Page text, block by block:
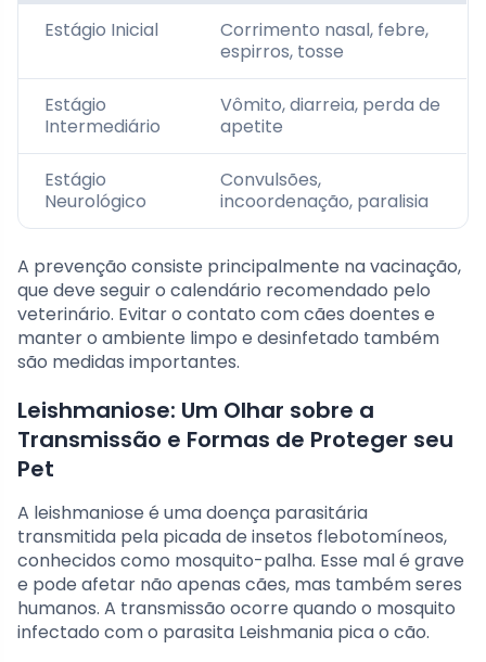
Estágio Inicial
Corrimento nasal, febre,
espirros, tosse
Estágio
Intermediário
Vômito, diarreia, perda de
apetite
Estágio
Neurológico
Convulsões,
incoordenação, paralisia
A prevenção consiste principalmente na vacinação,
que deve seguir o calendário recomendado pelo
veterinário. Evitar o contato com cães doentes e
manter o ambiente limpo e desinfetado também
são medidas importantes.
Leishmaniose: Um Olhar sobre a
Transmissão e Formas de Proteger seu
Pet
A leishmaniose é uma doença parasitária
transmitida pela picada de insetos flebotomíneos,
conhecidos como mosquito-palha. Esse mal é grave
e pode afetar não apenas cães, mas também seres
humanos. A transmissão ocorre quando o mosquito
infectado com o parasita Leishmania pica o cão.